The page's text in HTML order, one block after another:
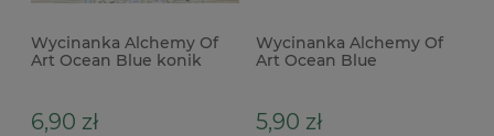
Wycinanka Alchemy Of
Art Ocean Blue konik
6,90 zł
Wycinanka Alchemy Of
Art Ocean Blue
5,90 zł